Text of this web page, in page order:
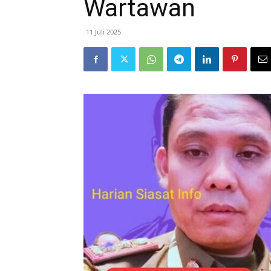
Wartawan
11 Juli 2025